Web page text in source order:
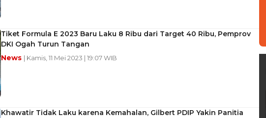
Tiket Formula E 2023 Baru Laku 8 Ribu dari Target 40 Ribu, Pemprov
DKI Ogah Turun Tangan
News | Kamis, 11 Mei 2023 | 19:07 WIB
Khawatir Tidak Laku karena Kemahalan, Gilbert PDIP Yakin Panitia